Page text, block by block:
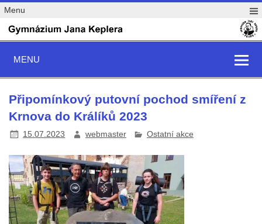
Menu
MENU
Připomínkový putovní pochod smíření z
Krnova do Králíků 2023
15.07.2023 webmaster Ostatní akce